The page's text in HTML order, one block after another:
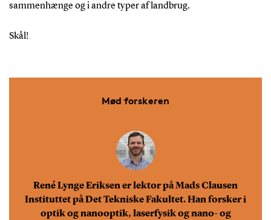
sammenhænge og i andre typer af landbrug.
Skål!
Mød forskeren
René Lynge Eriksen er lektor på Mads Clausen
Instituttet på Det Tekniske Fakultet. Han forsker i
optik og nanooptik, laserfysik og nano- og